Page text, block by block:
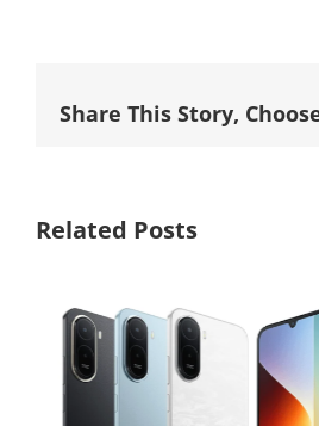
Share This Story,
Related Posts